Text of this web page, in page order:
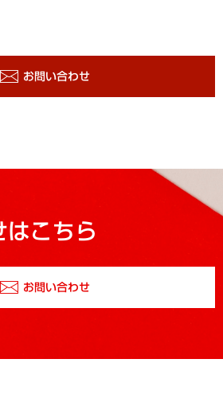
お問い合わせ
はこちら
お問い合わせ